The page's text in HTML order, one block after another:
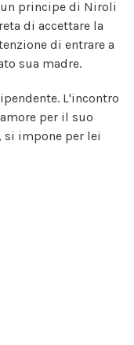
principe di Niroli
di accettare la
di entrare a
sua madre.
L'incontro
per il suo
si impone per lei